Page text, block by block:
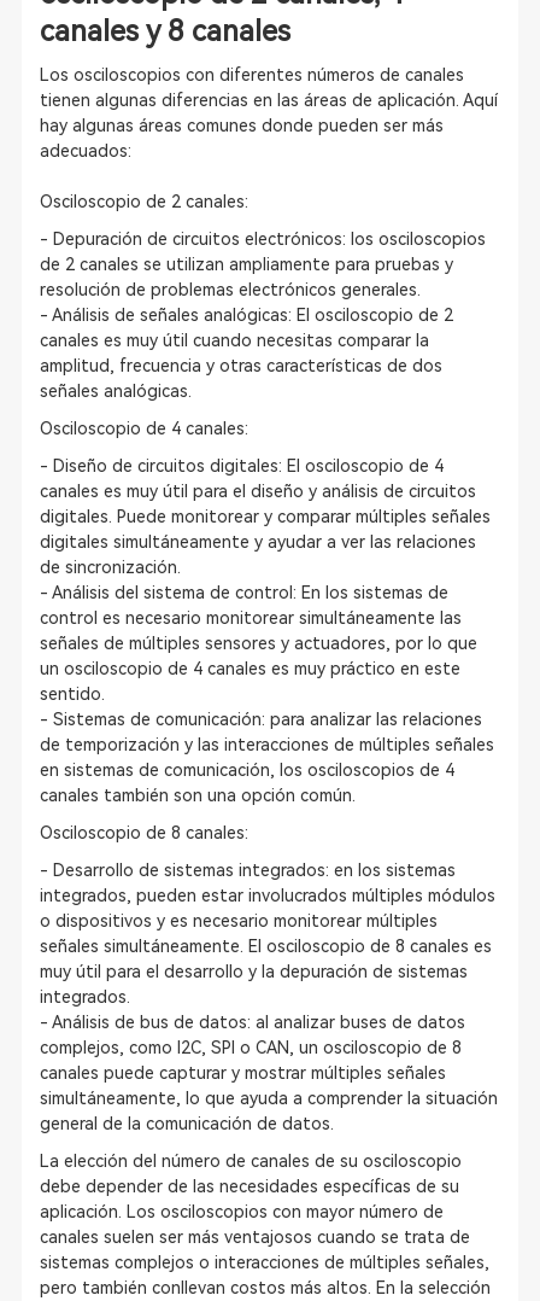
canales y 8 canales
Los osciloscopios con diferentes números de canales
tienen algunas diferencias en las áreas de aplicación. Aquí
hay algunas áreas comunes donde pueden ser más
adecuados:
Osciloscopio de 2 canales:
- Depuración de circuitos electrónicos: los osciloscopios
de 2 canales se utilizan ampliamente para pruebas y
resolución de problemas electrónicos generales.
- Análisis de señales analógicas: El osciloscopio de 2
canales es muy útil cuando necesitas comparar la
amplitud, frecuencia y otras características de dos
señales analógicas.
Osciloscopio de 4 canales:
- Diseño de circuitos digitales: El osciloscopio de 4
canales es muy útil para el diseño y análisis de circuitos
digitales. Puede monitorear y comparar múltiples señales
digitales simultáneamente y ayudar a ver las relaciones
de sincronización.
- Análisis del sistema de control: En los sistemas de
control es necesario monitorear simultáneamente las
señales de múltiples sensores y actuadores, por lo que
un osciloscopio de 4 canales es muy práctico en este
sentido.
- Sistemas de comunicación: para analizar las relaciones
de temporización y las interacciones de múltiples señales
en sistemas de comunicación, los osciloscopios de 4
canales también son una opción común.
Osciloscopio de 8 canales:
- Desarrollo de sistemas integrados: en los sistemas
integrados, pueden estar involucrados múltiples módulos
o dispositivos y es necesario monitorear múltiples
señales simultáneamente. El osciloscopio de 8 canales es
muy útil para el desarrollo y la depuración de sistemas
integrados.
- Análisis de bus de datos: al analizar buses de datos
complejos, como I2C, SPI o CAN, un osciloscopio de 8
canales puede capturar y mostrar múltiples señales
simultáneamente, lo que ayuda a comprender la situación
general de la comunicación de datos.
La elección del número de canales de su osciloscopio
debe depender de las necesidades específicas de su
aplicación. Los osciloscopios con mayor número de
canales suelen ser más ventajosos cuando se trata de
sistemas complejos o interacciones de múltiples señales,
pero también conllevan costos más altos. En la selección